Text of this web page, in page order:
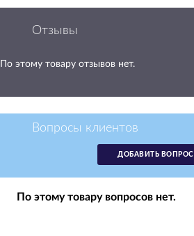
Отзывы
По этому товару отзывов нет.
ДОБАВИТЬ ВОПРОС
Вопросы клиентов
По этому товару вопросов нет.